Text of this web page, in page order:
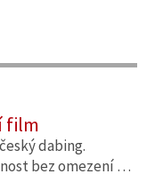
film
dabing.
bez omezení …